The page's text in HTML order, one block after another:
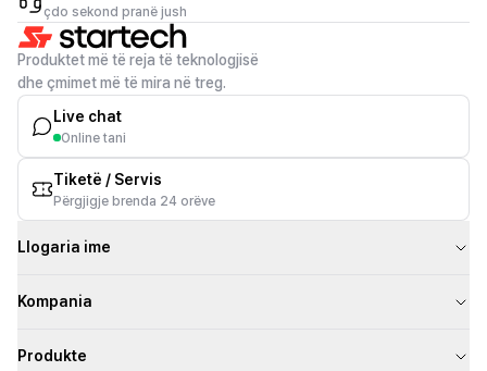
çdo sekond pranë jush
Produktet më të reja të teknologjisë
dhe çmimet më të mira në treg.
Live chat
Online tani
Tiketë / Servis
Përgjigje brenda 24 orëve
Llogaria ime
Kompania
Produkte